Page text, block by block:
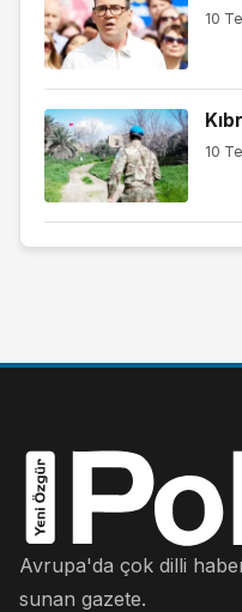
10
10
Avrupa'da çok dilli
sunan gazete.